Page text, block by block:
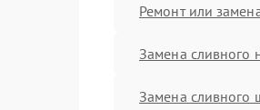
Ремонт или
Замена сливного
Замена сливного